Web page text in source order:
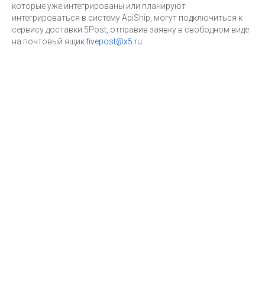
которые уже интегрированы или планируют
интегрироваться в систему ApiShip, могут подключиться к
сервису доставки 5Post, отправив заявку в свободном виде
на почтовый ящикfivepost@x5.ru.